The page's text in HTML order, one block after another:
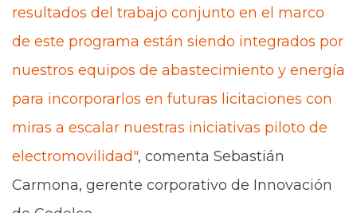
resultados del trabajo conjunto en el marco
de este programa están siendo integrados por
nuestros equipos de abastecimiento y energía
para incorporarlos en futuras licitaciones con
miras a escalar nuestras iniciativas piloto de
electromovilidad", comenta Sebastián
Carmona, gerente corporativo de Innovación